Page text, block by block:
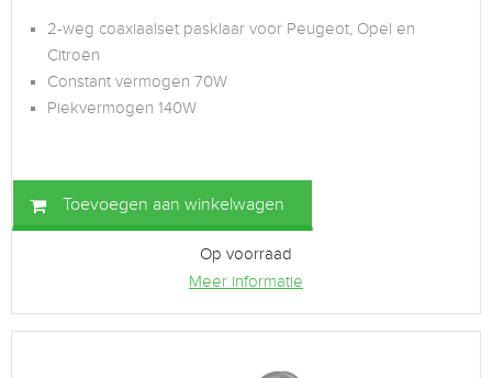
2-weg coaxiaalset pasklaar voor Peugeot, Opel en
Citroën
Constant vermogen 70W
Piekvermogen 140W
Toevoegen aan winkelwagen
Op voorraad
Meer informatie